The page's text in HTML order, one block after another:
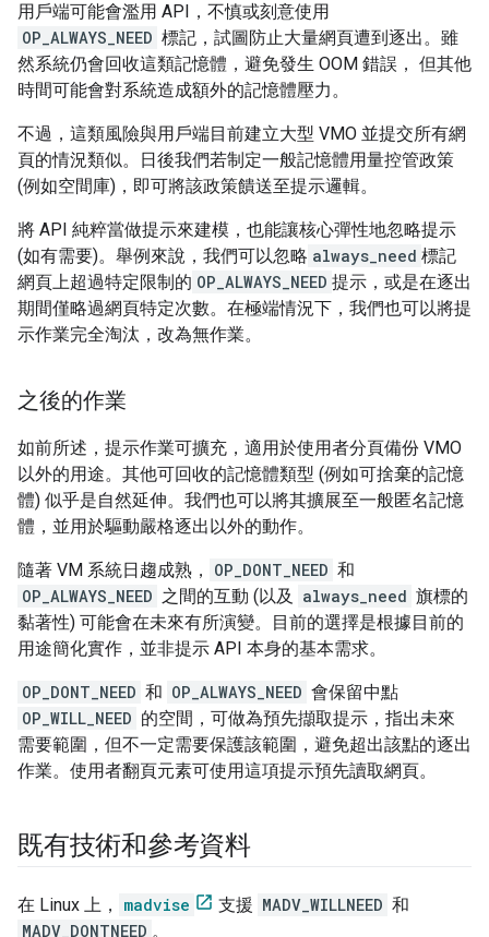
用戶端可能會濫用 API，不慎或刻意使用
OP_ALWAYS_NEED 標記，試圖防止大量網頁遭到逐出。雖
然系統仍會回收這類記憶體，避免發生 OOM 錯誤， 但其他
時間可能會對系統造成額外的記憶體壓力。
不過，這類風險與用戶端目前建立大型 VMO 並提交所有網
頁的情況類似。日後我們若制定一般記憶體用量控管政策
(例如空間庫)，即可將該政策饋送至提示邏輯。
將 API 純粹當做提示來建模，也能讓核心彈性地忽略提示
(如有需要)。舉例來說，我們可以忽略 always_need 標記
網頁上超過特定限制的 OP_ALWAYS_NEED 提示，或是在逐出
期間僅略過網頁特定次數。在極端情況下，我們也可以將提
示作業完全淘汰，改為無作業。
之後的作業
如前所述，提示作業可擴充，適用於使用者分頁備份 VMO
以外的用途。其他可回收的記憶體類型 (例如可捨棄的記憶
體) 似乎是自然延伸。我們也可以將其擴展至一般匿名記憶
體，並用於驅動嚴格逐出以外的動作。
隨著 VM 系統日趨成熟， OP_DONT_NEED 和
OP_ALWAYS_NEED 之間的互動 (以及 always_need 旗標的
黏著性) 可能會在未來有所演變。目前的選擇是根據目前的
用途簡化實作，並非提示 API 本身的基本需求。
OP_DONT_NEED 和 OP_ALWAYS_NEED 會保留中點
OP_WILL_NEED 的空間，可做為預先擷取提示，指出未來
需要範圍，但不一定需要保護該範圍，避免超出該點的逐出
作業。使用者翻頁元素可使用這項提示預先讀取網頁。
既有技術和參考資料
在 Linux 上， madvise 支援 MADV_WILLNEED 和
MADV_DONTNEED 。